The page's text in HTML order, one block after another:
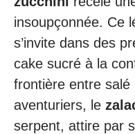
insoupçonnée. Ce
s’invite dans des
cake sucré à la
frontière entre
aventuriers, le
serpent, attire par